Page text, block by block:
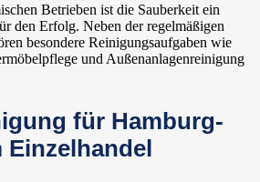
Betrieben ist die Sauberkeit ein
den Erfolg. Neben der regelmäßigen
besondere Reinigungsaufgaben wie
und Außenanlagenreinigung
für Hamburg-